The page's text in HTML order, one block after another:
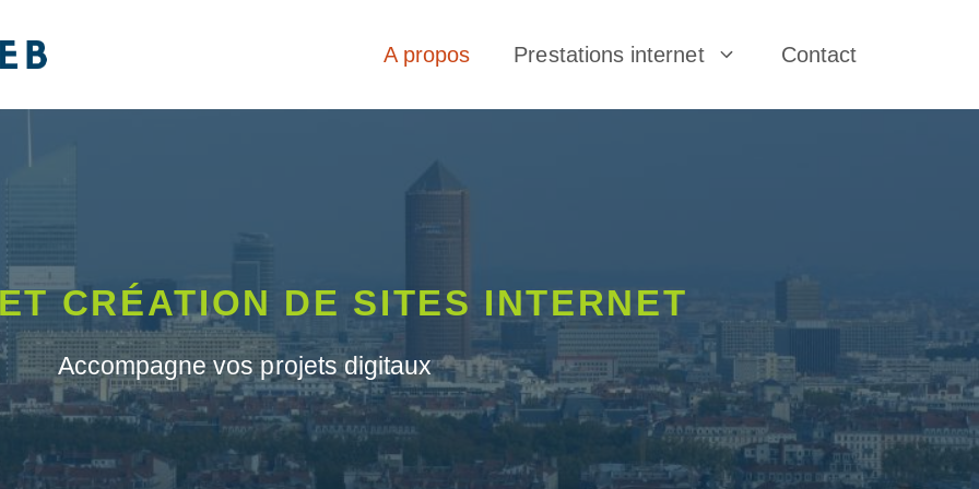
A propos Prestations internet Contact
CRÉATION DE SITES INTERNET
Accompagne vos projets digitaux